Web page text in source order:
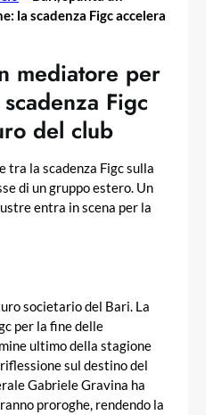
la scadenza Figc accelera
mediatore per
Figc
del club
tra la scadenza Figc sulla
di un gruppo estero. Un
entra in scena per la
societario del Bari. La
per la fine delle
ultimo della stagione
sul destino del
Gabriele Gravina ha
proroghe, rendendo la